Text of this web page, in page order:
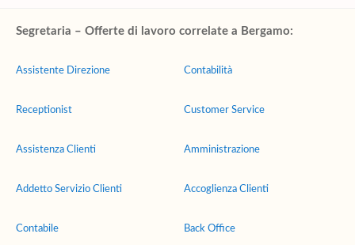
Segretaria – Offerte di lavoro correlate a Bergamo:
Assistente Direzione
Receptionist
Assistenza Clienti
Addetto Servizio Clienti
Contabile
Contabilità
Customer Service
Amministrazione
Accoglienza Clienti
Back Office